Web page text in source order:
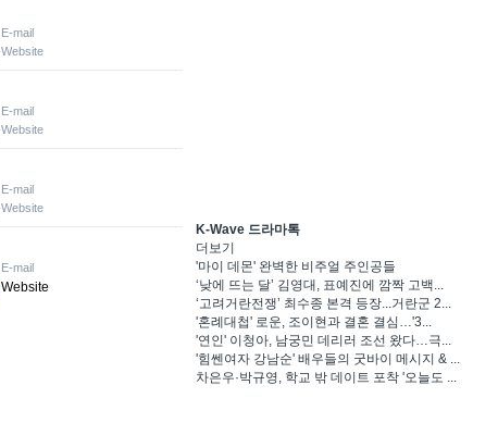
E-mail
Website
E-mail
Website
E-mail
Website
E-mail
Website
K-Wave 드라마톡
더보기
'마이 데몬' 완벽한 비주얼 주인공들
‘낮에 뜨는 달’ 김영대, 표예진에 깜짝 고백...
‘고려거란전쟁’ 최수종 본격 등장...거란군 2...
'혼례대첩' 로운, 조이현과 결혼 결심…'3...
'연인' 이청아, 남궁민 데리러 조선 왔다…극...
'힘쎈여자 강남순' 배우들의 굿바이 메시지 & ...
차은우·박규영, 학교 밖 데이트 포착 '오늘도 ...